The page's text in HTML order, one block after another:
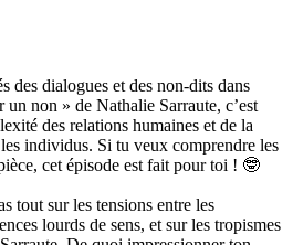
des dialogues et des non-dits dans
non » de Nathalie Sarraute, c’est
des relations humaines et de la
individus. Si tu veux comprendre les
cet épisode est fait pour toi ! 🤓
tout sur les tensions entre les
lourds de sens, et sur les tropismes